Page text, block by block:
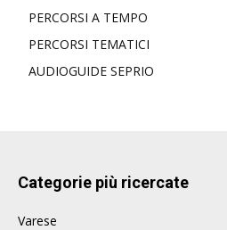
PERCORSI A TEMPO
PERCORSI TEMATICI
AUDIOGUIDE SEPRIO
Categorie più ricercate
Varese